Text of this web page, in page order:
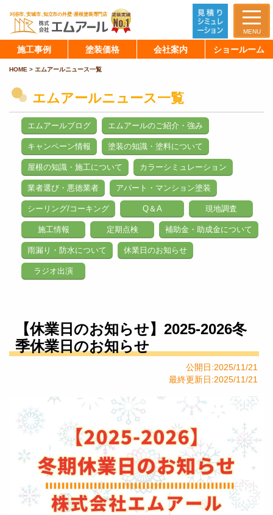
MENU
施工事例 塗装価格 会社案内 ショールーム
HOME > エムアールニュース一覧
エムアールニュース一覧
エムアールブログ エムアールのご紹介・強み
キャンペーン情報 塗装の知識・塗料について
屋根の知識・施工について カラーシミュレーション
業者選び・悪徳業者 アパート・マンション塗装
シーリング/コーキング Q＆A 現地調査
施工情報 定期点検 補助金・助成金について
雨漏り・防水について 休業日のお知らせ
ラジオ出演
【休業日のお知らせ】2025-2026冬
季休業日のお知らせ
公開日:2025/11/21
最終更新日:2025/11/21